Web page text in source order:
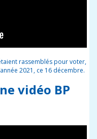
rassemblés pour voter,
2021, ce 16 décembre.
vidéo BP